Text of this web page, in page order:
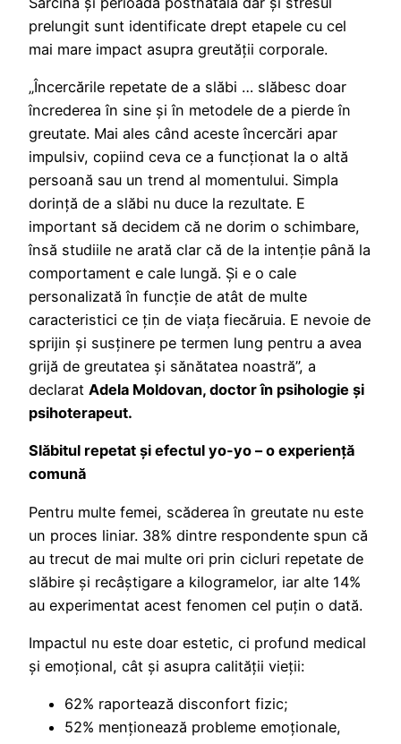
prelungit sunt identificate drept etapele cu cel
mai mare impact asupra greutății corporale.
„Încercările repetate de a slăbi … slăbesc doar
încrederea în sine și în metodele de a pierde în
greutate. Mai ales când aceste încercări apar
impulsiv, copiind ceva ce a funcționat la o altă
persoană sau un trend al momentului. Simpla
dorință de a slăbi nu duce la rezultate. E
important să decidem că ne dorim o schimbare,
însă studiile ne arată clar că de la intenție până la
comportament e cale lungă. Și e o cale
personalizată în funcție de atât de multe
caracteristici ce țin de viața fiecăruia. E nevoie de
sprijin și susținere pe termen lung pentru a avea
grijă de greutatea și sănătatea noastră”, a
declarat Adela Moldovan, doctor în psihologie și
psihoterapeut.
Slăbitul repetat și efectul yo-yo – o experiență
comună
Pentru multe femei, scăderea în greutate nu este
un proces liniar. 38% dintre respondente spun că
au trecut de mai multe ori prin cicluri repetate de
slăbire și recâștigare a kilogramelor, iar alte 14%
au experimentat acest fenomen cel puțin o dată.
Impactul nu este doar estetic, ci profund medical
și emoțional, cât și asupra calității vieții:
62% raportează disconfort fizic;
52% menționează probleme emoționale,